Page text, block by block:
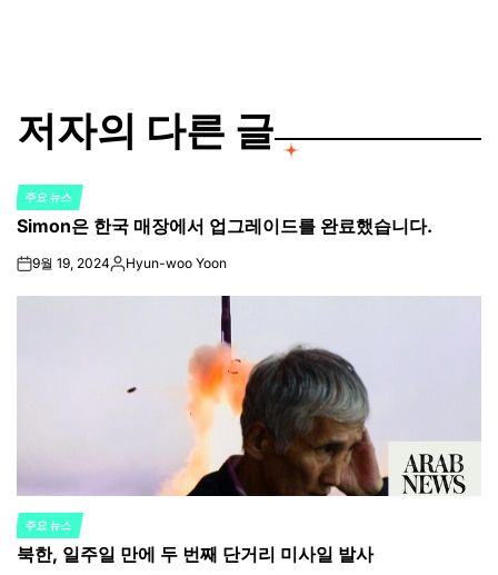
저자의 다른 글
POSTED
IN
주요 뉴스
Simon은 한국 매장에서 업그레이드를 완료했습니다.
on9월 19, 2024Posted
Hyun-woo Yoon
POSTED
IN
주요 뉴스
북한, 일주일 만에 두 번째 단거리 미사일 발사